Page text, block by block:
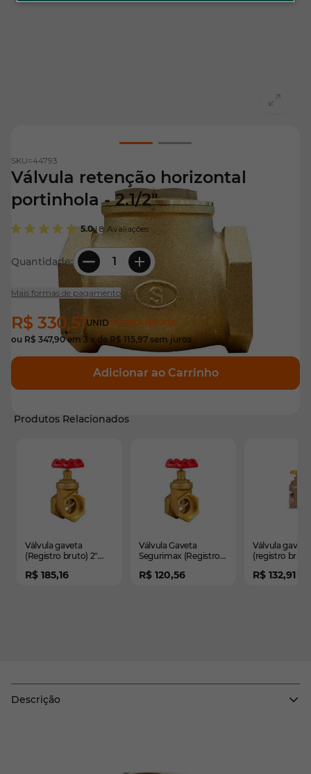
5.0| 8 Avaliações
SKU=44793
Válvula retenção horizontal
portinhola - 2.1/2"
Quantidade:
Mais formas de pagamento
R$ 330,51UNIDÀ VISTA NO PIX
ou R$ 347,90em 3 x de R$ 115,97 sem juros
Adicionar ao Carrinho
Produtos Relacionados
Válvula gaveta
(Registro bruto) 2"
R$ 185,16
Válvula Gaveta
Segurimax (Registro
R$ 120,56
Válvula gaveta
(registro
R$ 132,91
Descrição